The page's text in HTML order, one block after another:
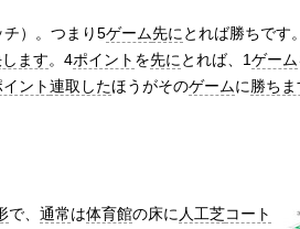
）。つまり5ゲーム先に とれば勝ちです
ます。4ポイント を先に とれば、1ゲーム
イント連取したほうがそのゲームに 勝ちま
で、 通常は体育館の床に 人工芝コート